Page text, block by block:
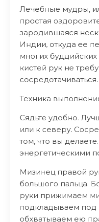
Лечебные мудры,
простая
зародившаяся
Индии, откуда ее
многих
кистей рук не
сосредотачиваться.
Техника
Сядьте удобно.
или к северу.
том, что вы
энергетическими
Мизинец правой
большого пальца.
руки прижимаем
подкладываем под
обхватываем ею